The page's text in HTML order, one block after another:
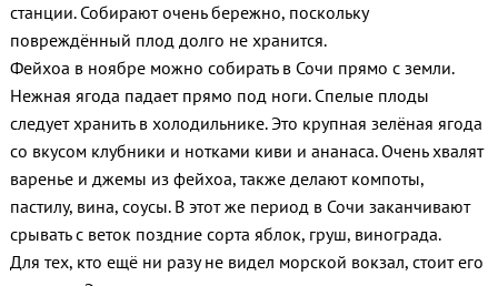
станции. Собирают очень бережно, поскольку
повреждённый плод долго не хранится.
Фейхоа в ноябре можно собирать в Сочи прямо с земли.
Нежная ягода падает прямо под ноги. Спелые плоды
следует хранить в холодильнике. Это крупная зелёная ягода
со вкусом клубники и нотками киви и ананаса. Очень хвалят
варенье и джемы из фейхоа, также делают компоты,
пастилу, вина, соусы. В этот же период в Сочи заканчивают
срывать с веток поздние сорта яблок, груш, винограда.
Для тех, кто ещё ни разу не видел морской вокзал, стоит его